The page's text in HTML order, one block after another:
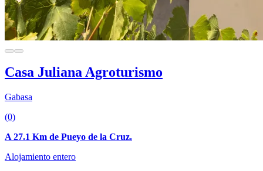
Casa Juliana Agroturismo
Gabasa
(0)
A 27.1 Km de Pueyo de la Cruz.
Alojamiento entero